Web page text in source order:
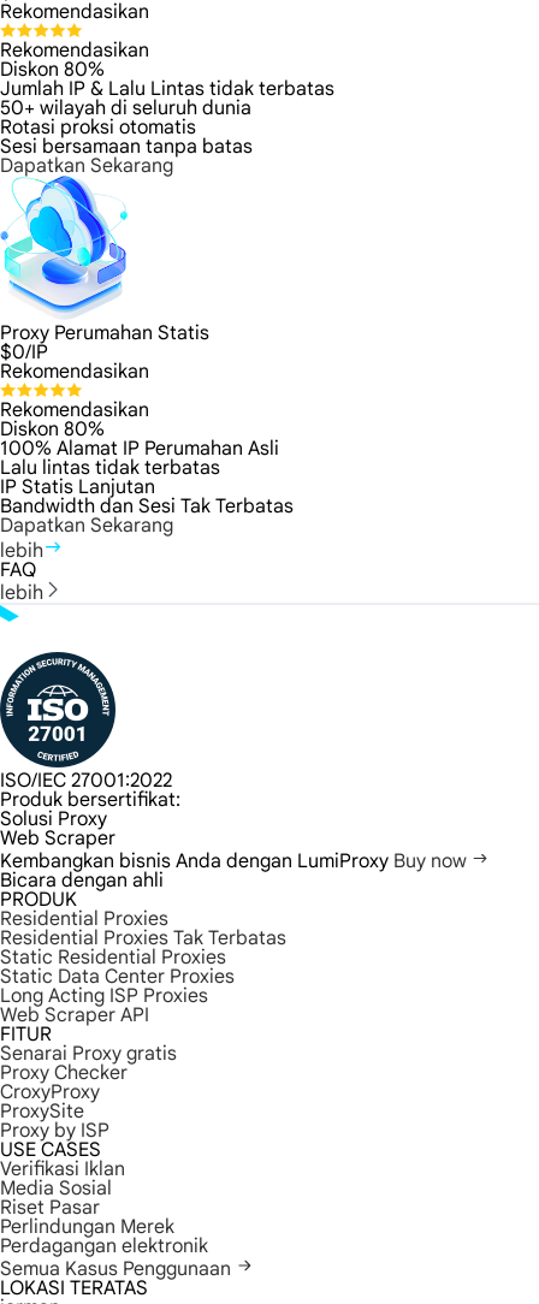
Rekomendasikan
Rekomendasikan
Diskon 80%
Jumlah IP & Lalu Lintas tidak terbatas
50+ wilayah di seluruh dunia
Rotasi proksi otomatis
Sesi bersamaan tanpa batas
Dapatkan Sekarang
Proxy Perumahan Statis
$0/IP
Rekomendasikan
Rekomendasikan
Diskon 80%
100% Alamat IP Perumahan Asli
Lalu lintas tidak terbatas
IP Statis Lanjutan
Bandwidth dan Sesi Tak Terbatas
Dapatkan Sekarang
lebih
FAQ
lebih
ISO/IEC 27001:2022
Produk bersertifikat:
Solusi Proxy
Web Scraper
Kembangkan bisnis Anda dengan LumiProxy Buy now
Bicara dengan ahli
PRODUK
Residential Proxies
Residential Proxies Tak Terbatas
Static Residential Proxies
Static Data Center Proxies
Long Acting ISP Proxies
Web Scraper API
FITUR
Senarai Proxy gratis
Proxy Checker
CroxyProxy
ProxySite
Proxy by ISP
USE CASES
Verifikasi Iklan
Media Sosial
Riset Pasar
Perlindungan Merek
Perdagangan elektronik
Semua Kasus Penggunaan
LOKASI TERATAS